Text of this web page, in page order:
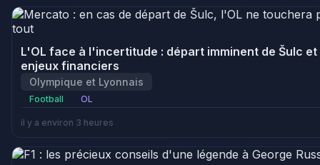
L'OL face à l'incertitude : départ imminent de Šulc et
enjeux financiers
Olympique et Lyonnais
Football OL
il y a environ 3 heures